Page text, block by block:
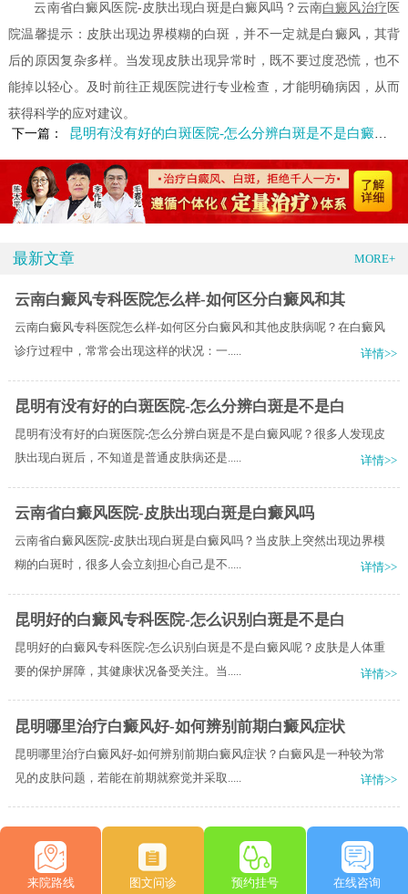
云南省白癜风医院-皮肤出现白斑是白癜风吗？云南白癜风治疗 医
院温馨提示：皮肤出现边界模糊的白斑，并不一定就是白癜风，其背
后的原因复杂多样。当发现皮肤出现异常时，既不要过度恐慌，也不
能掉以轻心。及时前往正规医院进行专业检查，才能明确病因，从而
获得科学的应对建议。
下一篇：
昆明有没有好的白斑医院-怎么分辨白斑是不是白癜风呢
最新文章 MORE+
云南白癜风专科医院怎么样-如何区分白癜风和其
云南白癜风专科医院怎么样-如何区分白癜风和其他皮肤病呢？在白癜风
诊疗过程中，常常会出现这样的状况：一.....
详情>>
昆明有没有好的白斑医院-怎么分辨白斑是不是白
昆明有没有好的白斑医院-怎么分辨白斑是不是白癜风呢？很多人发现皮
肤出现白斑后，不知道是普通皮肤病还是.....
详情>>
云南省白癜风医院-皮肤出现白斑是白癜风吗
云南省白癜风医院-皮肤出现白斑是白癜风吗？当皮肤上突然出现边界模
糊的白斑时，很多人会立刻担心自己是不.....
详情>>
昆明好的白癜风专科医院-怎么识别白斑是不是白
昆明好的白癜风专科医院-怎么识别白斑是不是白癜风呢？皮肤是人体重
要的保护屏障，其健康状况备受关注。当.....
详情>>
昆明哪里治疗白癜风好-如何辨别前期白癜风症状
昆明哪里治疗白癜风好-如何辨别前期白癜风症状？白癜风是一种较为常
见的皮肤问题，若能在前期就察觉并采取.....
详情>>
来院路线 图文问诊 预约挂号 在线咨询